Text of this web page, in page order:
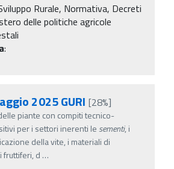
Rurale, Normativa, Decreti
delle politiche agricole
:
2025 GURI [28%]
piante con compiti tecnico-
per i settori inerenti le sementi, i
della vite, i materiali di
fruttiferi, d …